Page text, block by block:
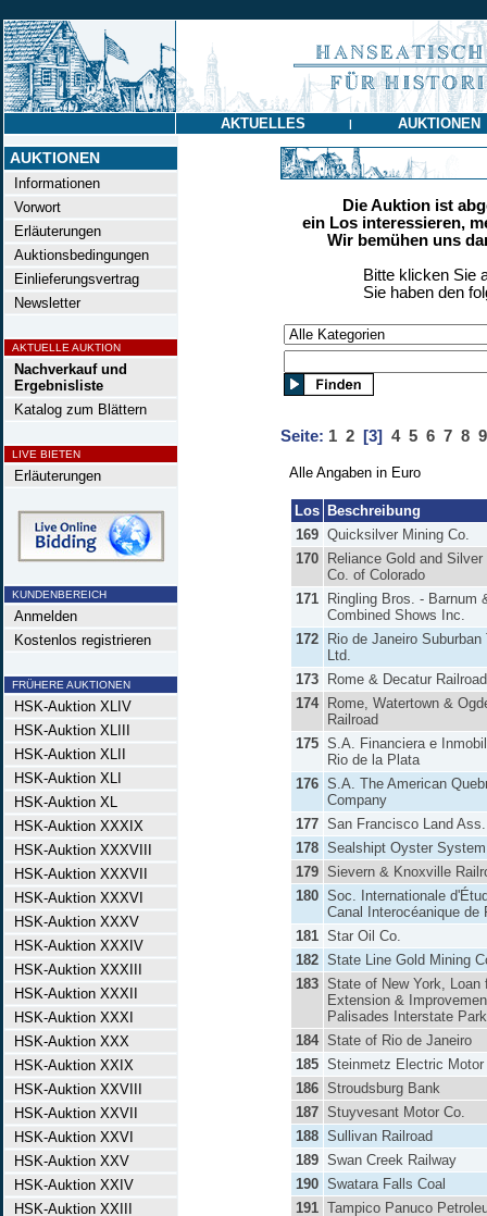
AKTUELLES | AUKTIONEN
AUKTIONEN
Informationen
Vorwort
Erläuterungen
Auktionsbedingungen
Einlieferungsvertrag
Newsletter
AKTUELLE AUKTION
Nachverkauf und
Ergebnisliste
Katalog zum Blättern
LIVE BIETEN
Erläuterungen
KUNDENBEREICH
Anmelden
Kostenlos registrieren
FRÜHERE AUKTIONEN
HSK-Auktion XLIV
HSK-Auktion XLIII
HSK-Auktion XLII
HSK-Auktion XLI
HSK-Auktion XL
HSK-Auktion XXXIX
HSK-Auktion XXXVIII
HSK-Auktion XXXVII
HSK-Auktion XXXVI
HSK-Auktion XXXV
HSK-Auktion XXXIV
HSK-Auktion XXXIII
HSK-Auktion XXXII
HSK-Auktion XXXI
HSK-Auktion XXX
HSK-Auktion XXIX
HSK-Auktion XXVIII
HSK-Auktion XXVII
HSK-Auktion XXVI
HSK-Auktion XXV
HSK-Auktion XXIV
HSK-Auktion XXIII
Die Auktion ist
ein Los interessieren,
Wir bemühen uns
Bitte klicken Sie
Sie haben den
Seite: 1 2 [3] 4 5 6 7 8 9
Alle Angaben in Euro
Los Beschreibung
169 Quicksilver Mining Co.
170
Reliance Gold and Silver
Co. of Colorado
171
Ringling Bros. - Barnum
Combined Shows Inc.
172
Rio de Janeiro
Ltd.
173
Rome & Decatur Railroad
174
Rome, Watertown &
Railroad
175 S.A. Financiera e
Rio de la Plata
176 S.A. The American
Company
177 San Francisco Land Ass.
178 Sealshipt Oyster System
179 Sievern & Knoxville
180 Soc. Internationale
Canal Interocéanique de
181 Star Oil Co.
182 State Line Gold Mining
183 State of New York, Loan
Extension &
Palisades Interstate Park
184 State of Rio de Janeiro
185 Steinmetz Electric Motor
186 Stroudsburg Bank
187 Stuyvesant Motor Co.
188 Sullivan Railroad
189 Swan Creek Railway
190 Swatara Falls Coal
191 Tampico Panuco